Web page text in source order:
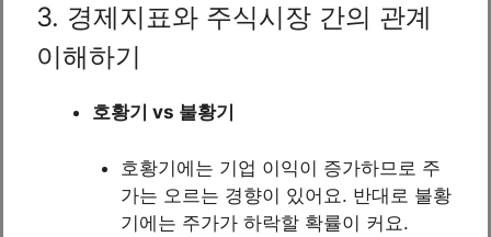
3. 경제지표와 주식시장 간의 관계
이해하기
호황기 vs 불황기
호황기에는 기업 이익이 증가하므로 주
가는 오르는 경향이 있어요. 반대로 불황
기에는 주가가 하락할 확률이 커요.